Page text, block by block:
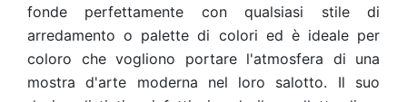
fonde perfettamente con qualsiasi stile di
arredamento o palette di colori ed è ideale per
coloro che vogliono portare l'atmosfera di una
mostra d'arte moderna nel loro salotto. Il suo